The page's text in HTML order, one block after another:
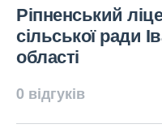
Ріпненський
сільської ради
області
0 відгуків